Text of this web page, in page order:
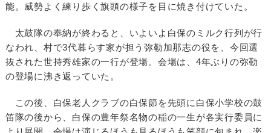
能。威勢よく練り歩く旗頭の様子を目に焼き付けていた。
太鼓隊の奉納が終わると、いよいよ白保のミルク行列が行
なわれ、村で3代暮らす家が担う弥勒加那志の役を、今回選
抜された世持秀雄家の一行が登場。会場は、4年ぶりの弥勒
の登場に沸き返っていた。
この後、白保老人クラブの白保節を先頭に白保小学校の鼓
笛隊の後から、白保の豊年祭名物の稲の一生が各実行委員に